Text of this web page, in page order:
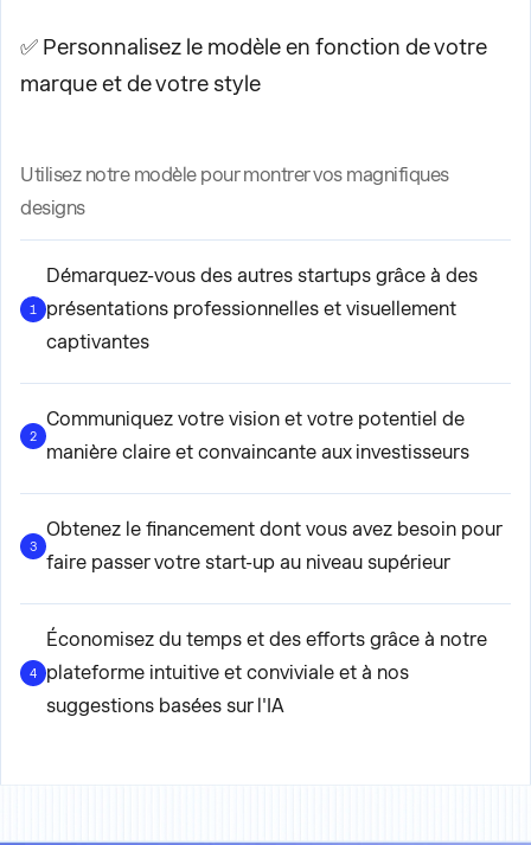
✅ Personnalisez le modèle en fonction de votre
marque et de votre style
Utilisez notre modèle pour montrer vos magnifiques
designs
1
Démarquez-vous des autres startups grâce à des
présentations professionnelles et visuellement
captivantes
2
Communiquez votre vision et votre potentiel de
manière claire et convaincante aux investisseurs
3
Obtenez le financement dont vous avez besoin pour
faire passer votre start-up au niveau supérieur
4
Économisez du temps et des efforts grâce à notre
plateforme intuitive et conviviale et à nos
suggestions basées sur l'IA